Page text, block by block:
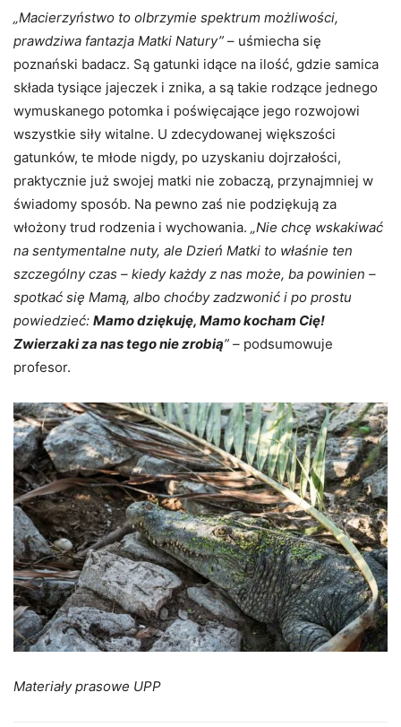
„Macierzyństwo to olbrzymie spektrum możliwości,
prawdziwa fantazja Matki Natury” – uśmiecha się
poznański badacz. Są gatunki idące na ilość, gdzie samica
składa tysiące jajeczek i znika, a są takie rodzące jednego
wymuskanego potomka i poświęcające jego rozwojowi
wszystkie siły witalne. U zdecydowanej większości
gatunków, te młode nigdy, po uzyskaniu dojrzałości,
praktycznie już swojej matki nie zobaczą, przynajmniej w
świadomy sposób. Na pewno zaś nie podziękują za
włożony trud rodzenia i wychowania. „Nie chcę wskakiwać
na sentymentalne nuty, ale Dzień Matki to właśnie ten
szczególny czas – kiedy każdy z nas może, ba powinien –
spotkać się Mamą, albo choćby zadzwonić i po prostu
powiedzieć: Mamo dziękuję, Mamo kocham Cię!
Zwierzaki za nas tego nie zrobią” – podsumowuje
profesor.
Materiały prasowe UPP